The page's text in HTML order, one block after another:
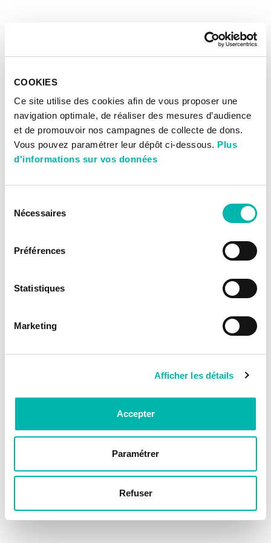
COOKIES
Ce site utilise des cookies afin de vous proposer une
navigation optimale, de réaliser des mesures d’audience
et de promouvoir nos campagnes de collecte de dons.
Vous pouvez paramétrer leur dépôt ci-dessous. Plus
d'informations sur vos données
Nécessaires
Préférences
Statistiques
Marketing
Afficher les détails
Accepter
Paramétrer
Refuser